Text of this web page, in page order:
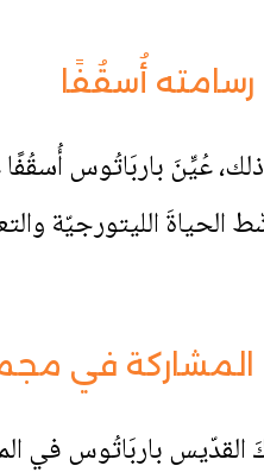
رسامته أُسقُفًا
عُيِّنَ باربَاتُوس أُسقُفًا
الحياةَ الليتورجيّة
المشاركة في